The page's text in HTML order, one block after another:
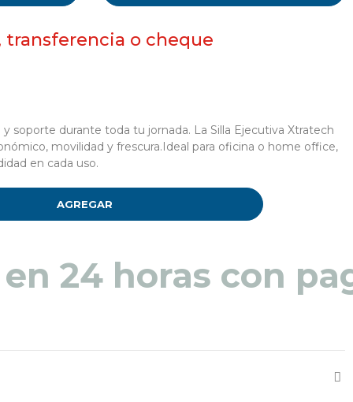
transferencia o cheque
soporte durante toda tu jornada. La Silla Ejecutiva Xtratech
movilidad y frescura.Ideal para oficina o home office,
en cada uso.
AGREGAR
48 a 72 horas